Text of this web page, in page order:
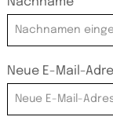
Neue E-Mail-